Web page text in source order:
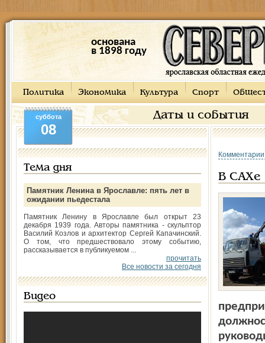
основана
в 1898 году
Политика Экономика Культура Спорт
Даты и события
суббота
08
Тема дня
Памятник Ленина в Ярославле: пять лет в
ожидании пьедестала
Памятник Ленину в Ярославле был открыт 23
декабря 1939 года. Авторы памятника - скульптор
Василий Козлов и архитектор Сергей Капачинский.
О том, что предшествовало этому событию,
рассказывается в публикуемом ...
прочитать
Все новости за сегодня
Видео
В САХе